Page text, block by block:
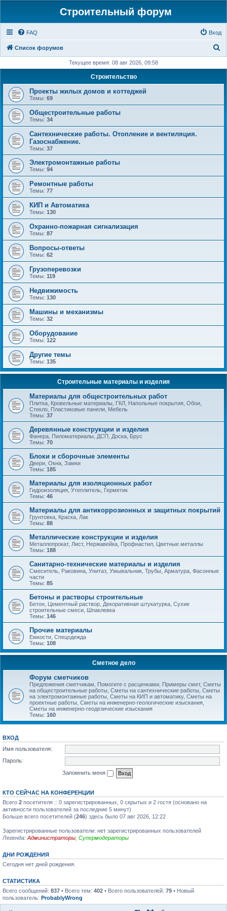
Строительный форум
FAQ Вход
Список форумов
и
с
Текущее время: 08 авг 2026, 09:58
Строительство
Проекты жилых домов и коттеджей
Темы: 69
Общестроительные работы
Темы: 34
Сантехнические работы. Отопление и вентиляция.
Газоснабжение.
Темы: 37
Электромонтажные работы
Темы: 94
Ремонтные работы
Темы: 77
КИП и Автоматика
Темы: 130
Охранно-пожарная сигнализация
Темы: 87
Вопросы-ответы
Темы: 62
Грузоперевозки
Темы: 119
Недвижимость
Темы: 130
Машины и механизмы
Темы: 32
Оборудование
Темы: 122
Другие темы
Темы: 135
Строительные материалы и изделия
Материалы для общестроительных работ
Плитка, Кровельные материалы, ГКЛ, Напольные покрытия, Обои,
Стекло, Пластиковые панели, Мебель
Темы: 37
Деревянные конструкции и изделия
Фанера, Пиломатериалы, ДСП, Доска, Брус
Темы: 70
Блоки и сборочные элементы
Двери, Окна, Замки
Темы: 185
Материалы для изоляционных работ
Гидроизоляция, Утеплитель, Герметик
Темы: 46
Материалы для антикоррозионных и защитных покрытий
Грунтовка, Краска, Лак
Темы: 88
Металлические конструкции и изделия
Металлопрокат, Лист, Нержавейка, Профнастил, Цветные металлы
Темы: 188
Санитарно-технические материалы и изделия
Смеситель, Раковина, Унитаз, Умывальник, Трубы, Арматура, Фасонные
части
Темы: 85
Бетоны и растворы строительные
Бетон, Цементный раствор, Декоративная штукатурка, Сухие
строительные смеси, Шпаклевка
Темы: 146
Прочие материалы
Емкости, Спецодежда
Темы: 108
Сметное дело
Форум сметчиков
Предложения сметчикам, Помогите с расценками, Примеры смет, Сметы
на общестроительные работы, Сметы на сантехнические работы, Сметы
на электромонтажные работы, Сметы на КИП и автоматику, Сметы на
проектные работы, Сметы на инженерно-геологические изыскания,
Сметы на инженерно-геодезические изыскания
Темы: 160
ВХОД
Имя пользователя:
Пароль:
Запомнить меня
КТО СЕЙЧАС НА КОНФЕРЕНЦИИ
Всего 2 посетителя :: 0 зарегистрированных, 0 скрытых и 2 гостя (основано на
активности пользователей за последние 5 минут)
Больше всего посетителей (246) здесь было 07 авг 2026, 12:22
Зарегистрированные пользователи: нет зарегистрированных пользователей
Легенда: Администраторы Супермодераторы
ДНИ РОЖДЕНИЯ
Сегодня нет дней рождения.
СТАТИСТИКА
Всего сообщений: 837 • Всего тем: 402 • Всего пользователей: 79 • Новый
пользователь: ProbablyWrong